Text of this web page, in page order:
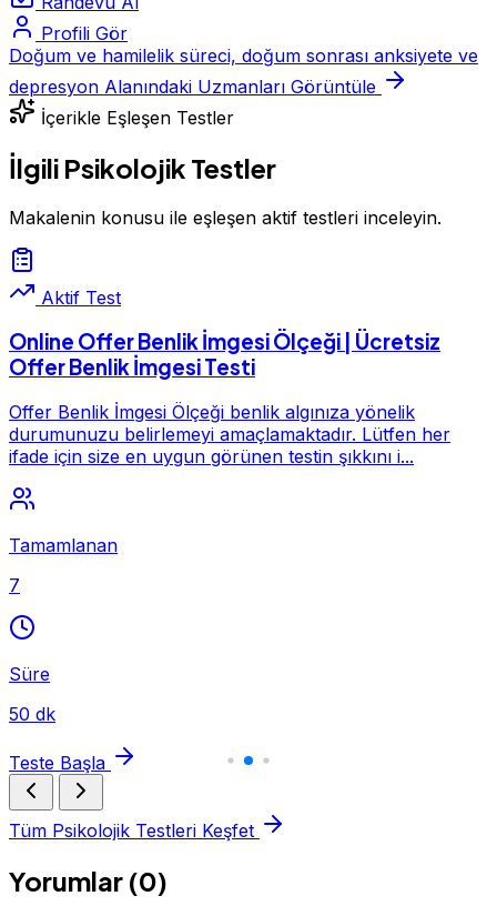
Profili Gör
Doğum ve hamilelik süreci, doğum sonrası anksiyete ve
depresyon Alanındaki Uzmanları Görüntüle
İçerikle Eşleşen Testler
İlgili Psikolojik Testler
Makalenin konusu ile eşleşen aktif testleri inceleyin.
Aktif Test
Online Offer Benlik İmgesi Ölçeği | Ücretsiz
Offer Benlik İmgesi Testi
Offer Benlik İmgesi Ölçeği benlik algınıza yönelik
durumunuzu belirlemeyi amaçlamaktadır. Lütfen her
ifade için size en uygun görünen testin şıkkını i...
Tamamlanan
7
Süre
50 dk
Teste Başla
Tüm Psikolojik Testleri Keşfet
Yorumlar (0)